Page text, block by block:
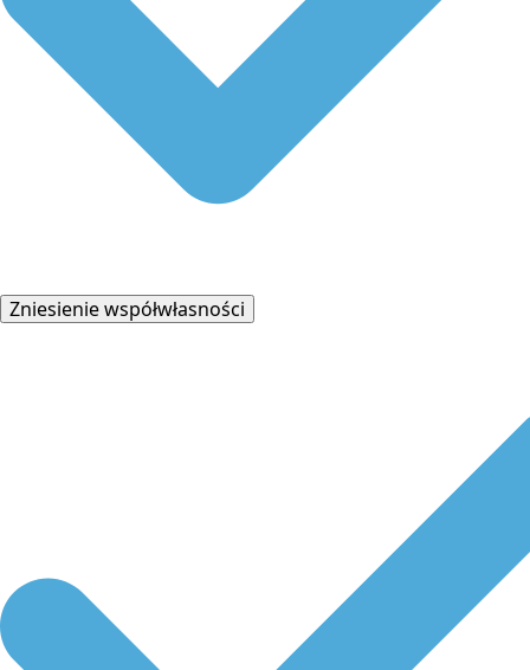
Zniesienie współwłasności